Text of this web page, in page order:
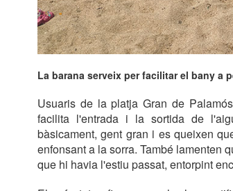
La barana serveix per facilitar el bany a
Usuaris de la platja Gran de
facilita l'entrada i la sortida de
bàsicament, gent gran i es queixen
enfonsant a la sorra. També lamenten
que hi havia l'estiu passat, entorpint